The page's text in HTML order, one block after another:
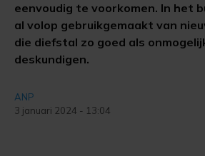
eenvoudig te voorkomen. In het
al volop gebruikgemaakt van
die diefstal zo goed als
deskundigen.
ANP
3 januari 2024 - 13:04